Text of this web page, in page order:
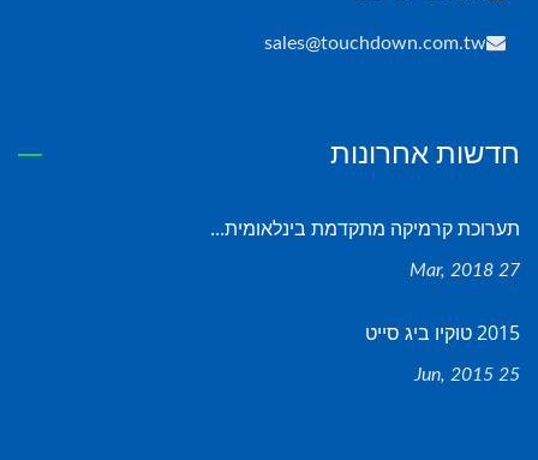
sales@touchdown.com.tw
חדשות אחרונות
תערוכת קרמיקה מתקדמת בינלאומית...
27 Mar, 2018
2015 טוקיו ביג סייט
25 Jun, 2015